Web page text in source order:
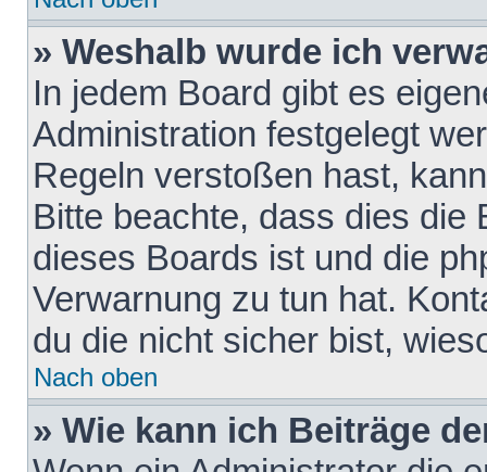
» Weshalb wurde ich
In jedem Board gibt es
Administration festgelegt
Regeln verstoßen hast,
Bitte beachte, dass dies die
dieses Boards ist und die
Verwarnung zu tun hat.
du die nicht sicher bist,
Nach oben
» Wie kann ich Beiträge